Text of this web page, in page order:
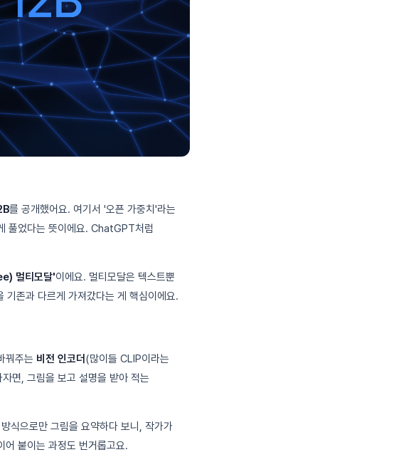
를 공개했어요. 여기서 '오픈 가중치'라는
풀었다는 뜻이에요. ChatGPT처럼
멀티모달'이에요. 멀티모달은 텍스트뿐
기존과 다르게 가져갔다는 게 핵심이에요.
꿔주는 비전 인코더 (많이들 CLIP이라는
면, 그림을 보고 설명을 받아 적는
식으로만 그림을 요약하다 보니, 작가가
어 붙이는 과정도 번거롭고요.